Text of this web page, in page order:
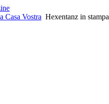
Casa Vostra Hexentanz in stampa